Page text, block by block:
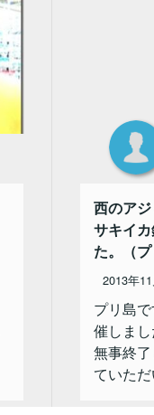
西のア
サキイ
た。（
2013年
プリ島
催しま
無事終
ていた